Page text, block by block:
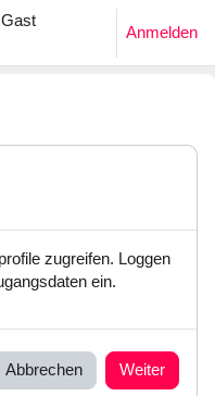
Anmelden
zugreifen. Loggen
ein.
Abbrechen Weiter